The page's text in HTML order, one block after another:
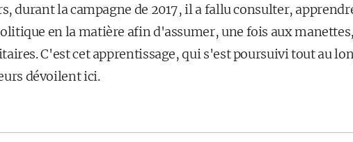
durant la campagne de 2017, il a fallu consulter,
en la matière afin d'assumer, une fois aux
C'est cet apprentissage, qui s'est poursuivi tout au
dévoilent ici.